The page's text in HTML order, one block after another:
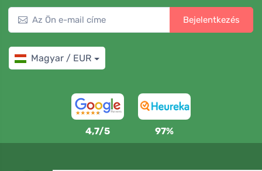
Bejelentkezés
Magyar / EUR
4,7/5 97%